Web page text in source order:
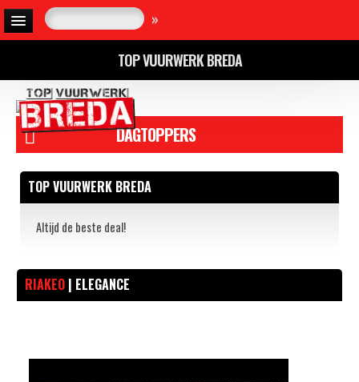
»
TOP VUURWERK BREDA
DAGTOPPERS
TOP VUURWERK BREDA
Altijd de beste deal!
RIAKEO | ELEGANCE